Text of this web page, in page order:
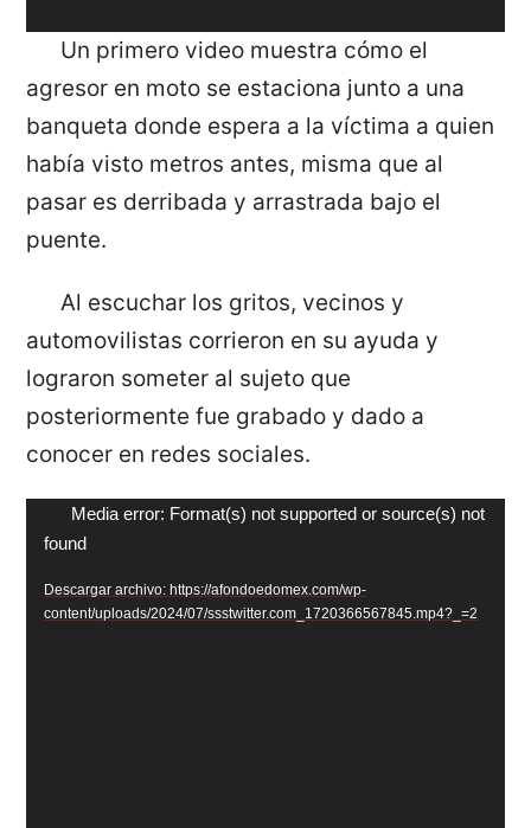
Un primero video muestra cómo el
agresor en moto se estaciona junto a una
banqueta donde espera a la víctima a quien
había visto metros antes, misma que al
pasar es derribada y arrastrada bajo el
puente.
Al escuchar los gritos, vecinos y
automovilistas corrieron en su ayuda y
lograron someter al sujeto que
posteriormente fue grabado y dado a
conocer en redes sociales.
Reproductor
de
vídeo
Media error: Format(s) not supported or source(s) not
found
Descargar archivo: https://afondoedomex.com/wp-
content/uploads/2024/07/ssstwitter.com_1720366567845.mp4?_=2